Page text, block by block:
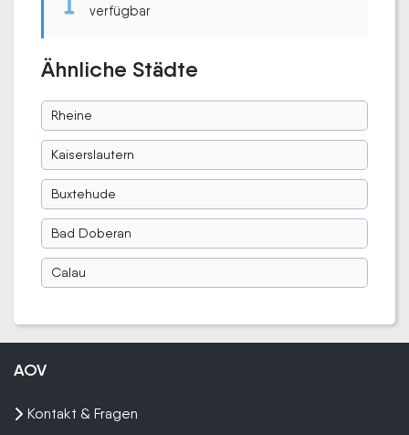
verfügbar
Ähnliche Städte
Rheine
Kaiserslautern
Buxtehude
Bad Doberan
Calau
AOV
Kontakt & Fragen